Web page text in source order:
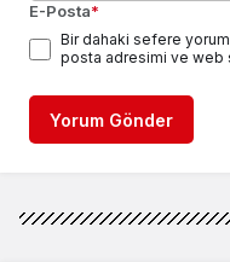
E-Posta*
Bir dahaki sefere yorum
posta adresimi ve web
Yorum Gönder